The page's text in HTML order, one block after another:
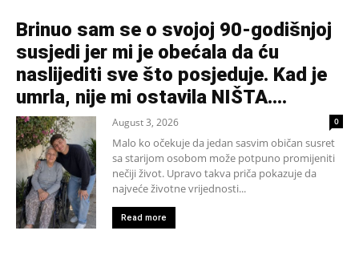
Brinuo sam se o svojoj 90-godišnjoj
susjedi jer mi je obećala da ću
naslijediti sve što posjeduje. Kad je
umrla, nije mi ostavila NIŠTA....
August 3, 2026 0
Malo ko očekuje da jedan sasvim običan susret
sa starijom osobom može potpuno promijeniti
nečiji život. Upravo takva priča pokazuje da
najveće životne vrijednosti...
Read more